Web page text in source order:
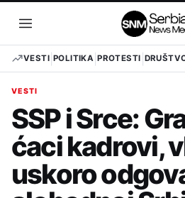
sadržaj
Otvori
meni
VESTI POLITIKA PROTESTI
VESTI
SSP i Srce:
ćaci kadrovi,
uskoro